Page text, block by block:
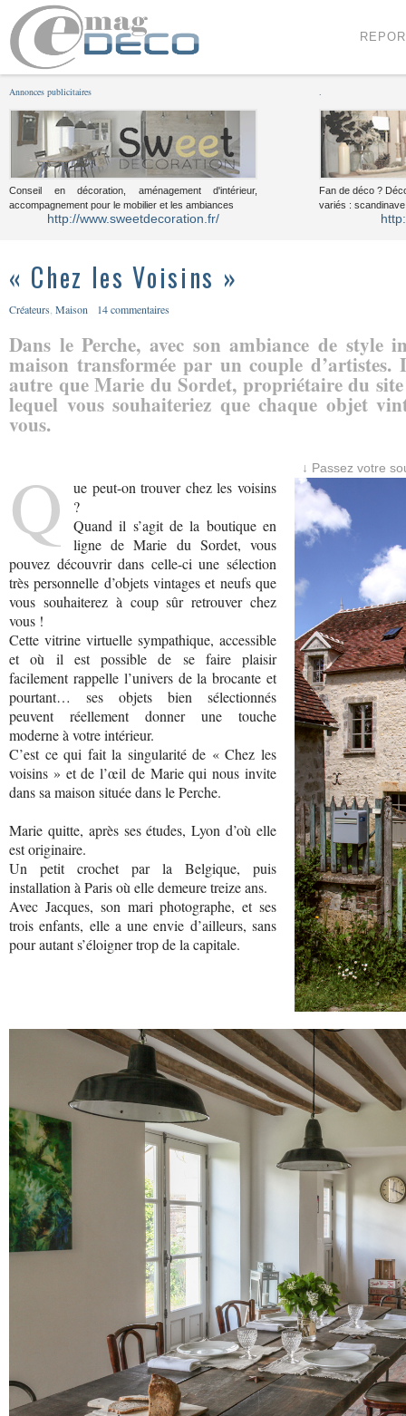
Annonces publicitaires
Conseil en décoration, aménagement d'intérieur,
accompagnement pour le mobilier et les ambiances
http://www.sweetdecoration.fr/
Fan de déco ?
variés :
« Chez les Voisins »
Créateurs Maison 14 commentaires
Dans le Perche, avec son ambiance de style
maison transformée par un couple d’artistes.
autre que Marie du Sordet, propriétaire du site
lequel vous souhaiteriez que chaque objet
vous.
↓ Passez votre
Q
ue peut-on trouver chez les voisins
?
Quand il s’agit de la boutique en
ligne de Marie du Sordet, vous
pouvez découvrir dans celle-ci une sélection
très personnelle d’objets vintages et neufs que
vous souhaiterez à coup sûr retrouver chez
vous !
Cette vitrine virtuelle sympathique, accessible
et où il est possible de se faire plaisir
facilement rappelle l’univers de la brocante et
pourtant… ses objets bien sélectionnés
peuvent réellement donner une touche
moderne à votre intérieur.
C’est ce qui fait la singularité de « Chez les
voisins » et de l’œil de Marie qui nous invite
dans sa maison située dans le Perche.
Marie quitte, après ses études, Lyon d’où elle
est originaire.
Un petit crochet par la Belgique, puis
installation à Paris où elle demeure treize ans.
Avec Jacques, son mari photographe, et ses
trois enfants, elle a une envie d’ailleurs, sans
pour autant s’éloigner trop de la capitale.